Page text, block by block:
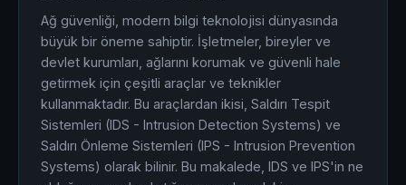
Ağ güvenliği, modern bilgi teknolojisi dünyasında
büyük bir öneme sahiptir. İşletmeler, bireyler ve
devlet kurumları, ağlarını korumak ve güvenli hale
getirmek için çeşitli araçlar ve teknikler
kullanmaktadır. Bu araçlardan ikisi, Saldırı Tespit
Sistemleri (IDS - Intrusion Detection Systems) ve
Saldırı Önleme Sistemleri (IPS - Intrusion Prevention
Systems) olarak bilinir. Bu makalede, IDS ve IPS'in ne